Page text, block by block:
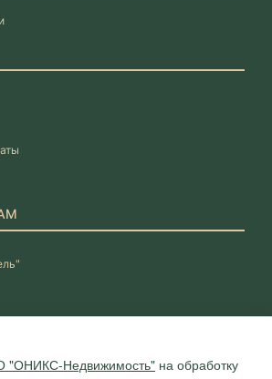
"ОНИКС-Недвижимость" на обработку